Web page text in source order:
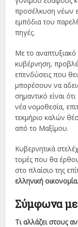
προσέλκυση νέων
εμπόδια του
πηγές.
Με το
κυβέρνηση,
επενδύσεις που
μπορέσουν να
σημαντικό είναι
νέα νομοθεσία,
τεκμήριο καλών
από το Μαξίμου.
Κυβερνητικά
τομές που θα
στο πλαίσιο της
ελληνική οικονομία.
Σύμφωνα με
Τι αλλάζει στους